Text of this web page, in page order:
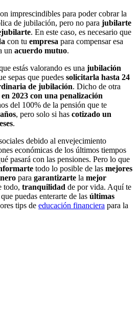
imprescindibles para poder cobrar la
de jubilación, pero no para jubilarte
. En este caso, es necesario que
con tu empresa para compensar esa
un acuerdo mutuo.
estás valorando es una jubilación
sepas que puedes solicitarla hasta 24
de jubilación. Dicho de otra
2023 con una penalización
del 100% de la pensión que te
, pero solo si has cotizado un
.
debido al envejecimiento
económicas de los últimos tiempos
pasará con las pensiones. Pero lo que
todo lo posible de las mejores
para garantizarte la mejor
todo, tranquilidad de por vida. Aquí te
puedas enterarte de las últimas
tips de educación financiera para la